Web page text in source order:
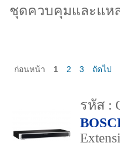
ชุดควบคุมและแห
ก่อนหน้า 1 2 3 ถัดไป
รหัส :